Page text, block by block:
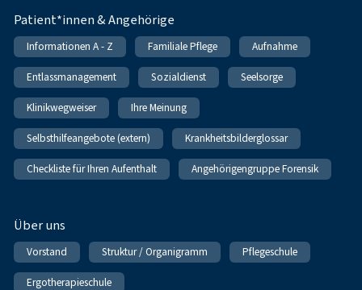
Patient*innen & Angehörige
Informationen A - Z Familiale Pflege Aufnahme
Entlassmanagement Sozialdienst Seelsorge
Klinikwegweiser Ihre Meinung
Selbsthilfeangebote (extern) Krankheitsbilderglossar
Checkliste für Ihren Aufenthalt Angehörigengruppe Forensik
Über uns
Vorstand Struktur / Organigramm Pflegeschule
Ergotherapieschule